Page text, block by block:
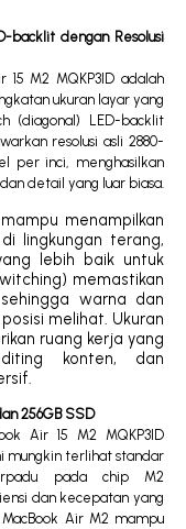
backlit dengan Resolusi
15 M2 MQKP3ID adalah
ukuran layar yang
(diagonal) LED-backlit
resolusi asli 2880-
per inci, menghasilkan
detail yang luar biasa.
menampilkan
lingkungan terang,
lebih baik untuk
memastikan
warna dan
melihat. Ukuran
ruang kerja yang
konten, dan
256GB SSD
Air 15 M2 MQKP3ID
mungkin terlihat standar
pada chip M2
dan kecepatan yang
Air M2 mampu